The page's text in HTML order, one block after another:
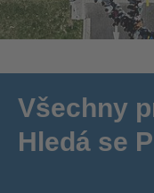
Všechny
Hledá se